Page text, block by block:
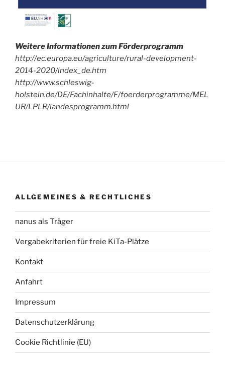
Weitere Informationen zum Förderprogramm
http://ec.europa.eu/agriculture/rural-development-
2014-2020/index_de.htm
http://www.schleswig-
holstein.de/DE/Fachinhalte/F/foerderprogramme/MEL
UR/LPLR/landesprogramm.html
ALLGEMEINES & RECHTLICHES
nanus als Träger
Vergabekriterien für freie KiTa-Plätze
Kontakt
Anfahrt
Impressum
Datenschutzerklärung
Cookie Richtlinie (EU)